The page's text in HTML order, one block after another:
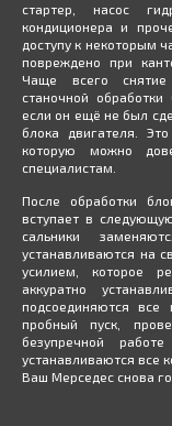
стартер, насос
кондиционера и
доступу к некоторым
повреждено при
Чаще всего снятие
станочной
если он ещё не был
блока двигателя.
которую можно
специалистам.
После обработки
вступает в
сальники
устанавливаются на
усилием, которое
аккуратно
подсоединяются все
пробный пуск,
безупречной
устанавливаются все
Ваш Мерседес снова